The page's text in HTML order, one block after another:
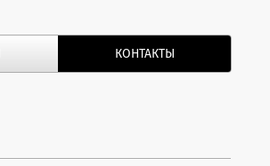
КОНТАКТЫ